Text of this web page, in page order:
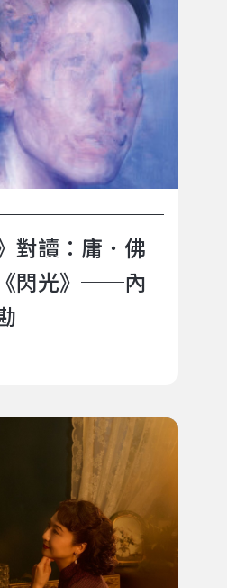
對讀：庸．佛
閃光》──內
，記憶重新發芽